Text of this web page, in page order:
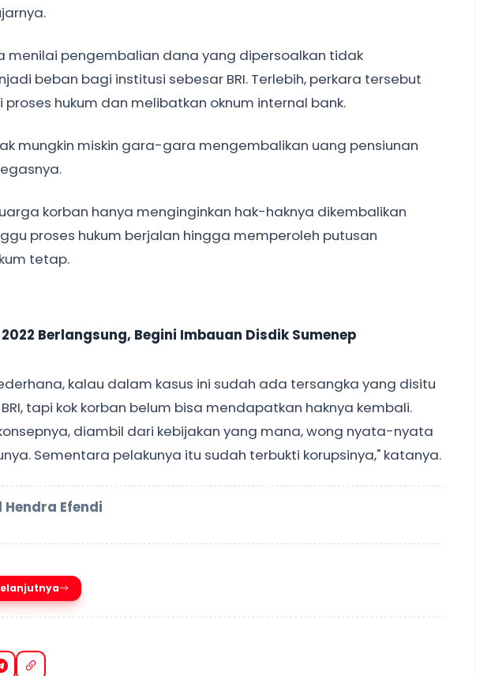
menilai pengembalian dana yang dipersoalkan tidak
beban bagi institusi sebesar BRI. Terlebih, perkara tersebut
hukum dan melibatkan oknum internal bank.
mungkin miskin gara-gara mengembalikan uang pensiunan
korban hanya menginginkan hak-haknya dikembalikan
proses hukum berjalan hingga memperoleh putusan
tetap.
2022 Berlangsung, Begini Imbauan Disdik Sumenep
kalau dalam kasus ini sudah ada tersangka yang disitu
tapi kok korban belum bisa mendapatkan haknya kembali.
diambil dari kebijakan yang mana, wong nyata-nyata
Sementara pelakunya itu sudah terbukti korupsinya," katanya.
Efendi